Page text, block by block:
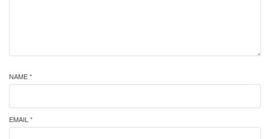
NAME *
EMAIL *